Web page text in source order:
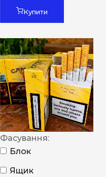
Купити
Фасування:
Блок
Ящик